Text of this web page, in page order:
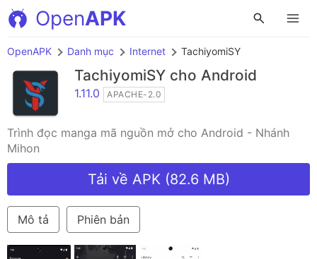
OpenAPK
OpenAPK Danh mục Internet TachiyomiSY
TachiyomiSY cho Android
1.11.0 APACHE-2.0
Trình đọc manga mã nguồn mở cho Android - Nhánh
Mihon
Tải về APK (82.6 MB)
Mô tả Phiên bản